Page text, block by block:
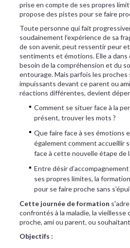
prise en compte de ses propres
propose des pistes pour se faire
Toute personne qui fait
soudainement l’expérience de sa
de son avenir, peut ressentir peur
sentiments et émotions. Elle a
besoin de la compréhension et du
entourage. Mais parfois les
impuissants devant ce parent ou
réactions différentes, devient
Comment se situer face à la
présent, trouver les mots ?
Que faire face à ses émotions
également comment accueillir
face à cette nouvelle étape de
Entre désir
ses propres limites, la
pour se faire proche sans
Cette journée de formation
confrontés à la maladie, la vieillesse
proche, ami ou parent, ou
Objectifs :